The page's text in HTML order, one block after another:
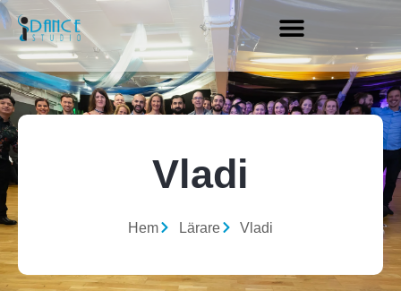
Vladi
Hem Lärare Vladi